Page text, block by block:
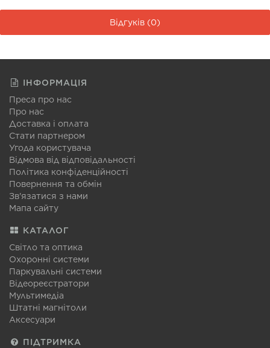
Відгуків (0)
ІНФОРМАЦІЯ
Преса про нас
Про нас
Доставка і оплата
Стати партнером
Угода користувача
Відмова від відповідальності
Політика конфіденційності
Повернення та обмін
Зв'язатися з нами
Мапа сайту
КАТАЛОГ
Світло та оптика
Охоронні системи
Паркувальні системи
Відеореєстратори
Мультимедіа
Штатні магнітоли
Аксесуари
ПІДТРИМКА